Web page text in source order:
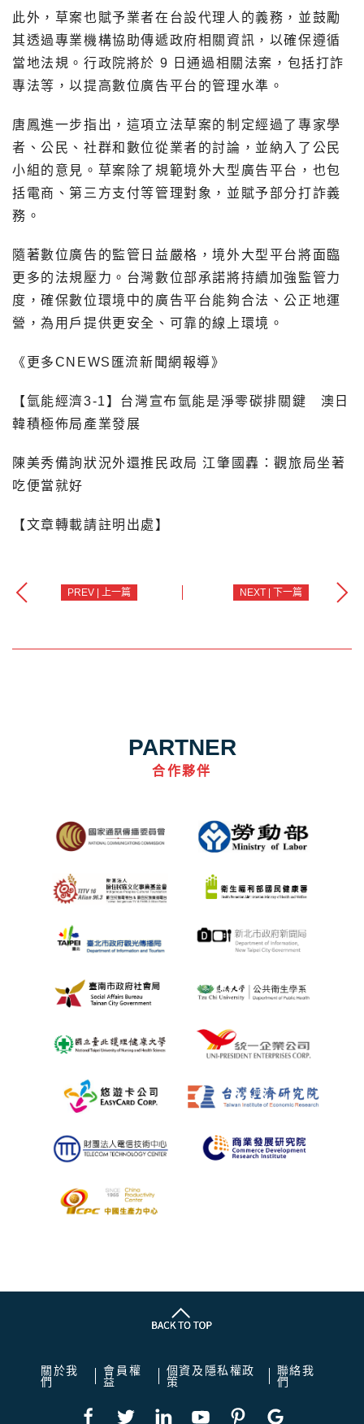
此外，草案也賦予業者在台設代理人的義務，並鼓勵
其透過專業機構協助傳遞政府相關資訊，以確保遵循
當地法規。行政院將於 9 日通過相關法案，包括打詐
專法等，以提高數位廣告平台的管理水準。
唐鳳進一步指出，這項立法草案的制定經過了專家學
者、公民、社群和數位從業者的討論，並納入了公民
小組的意見。草案除了規範境外大型廣告平台，也包
括電商、第三方支付等管理對象，並賦予部分打詐義
務。
隨著數位廣告的監管日益嚴格，境外大型平台將面臨
更多的法規壓力。台灣數位部承諾將持續加強監管力
度，確保數位環境中的廣告平台能夠合法、公正地運
營，為用戶提供更安全、可靠的線上環境。
《更多CNEWS匯流新聞網報導》
【氫能經濟3-1】台灣宣布氫能是淨零碳排關鍵 澳日
韓積極佈局產業發展
陳美秀備詢狀況外還推民政局 江肇國轟：觀旅局坐著
吃便當就好
【文章轉載請註明出處】
PREV | 上一篇 NEXT | 下一篇
PARTNER
合作夥伴
關於我
們
會員權
益
個資及隱私權政
策
聯絡我
們